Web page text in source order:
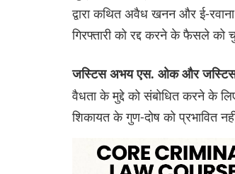
द्वारा कथित अवैध खनन और ई-
गिरफ्तारी को रद्द करने के फैसले को
जस्टिस अभय एस. ओक और जस्टिस
वैधता के मुद्दे को संबोधित करने के
शिकायत के गुण-दोष को प्रभावित